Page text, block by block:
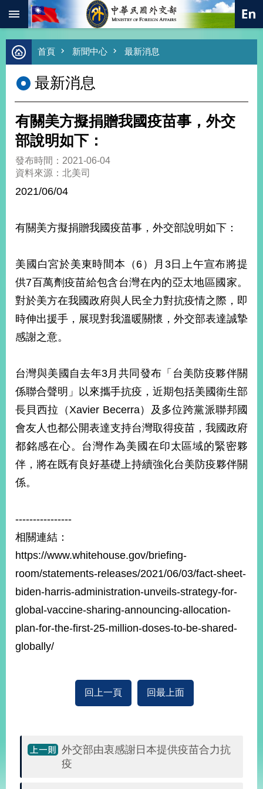
跳到主要內容區塊
進
階
尋
熱
總
合
外
值
經
濟
不
落
國
和
平
護
照
回
首
頁
網
站
覽
關
新
中
心
外
交
資
訊
傳
首頁 新聞中心 最新消息
最新消息
有關美方擬捐贈我國疫苗事，外交
部說明如下：
發布時間：2021-06-04
資料來源：北美司
2021/06/04
有關美方擬捐贈我國疫苗事，外交部說明如下：
美國白宮於美東時間本（6）月3日上午宣布將提
供7百萬劑疫苗給包含台灣在內的亞太地區國家。
對於美方在我國政府與人民全力對抗疫情之際，即
時伸出援手，展現對我溫暖關懷，外交部表達誠摯
感謝之意。
台灣與美國自去年3月共同發布「台美防疫夥伴關
係聯合聲明」以來攜手抗疫，近期包括美國衛生部
長貝西拉（Xavier Becerra）及多位跨黨派聯邦國
會友人也都公開表達支持台灣取得疫苗，我國政府
都銘感在心。台灣作為美國在印太區域的緊密夥
伴，將在既有良好基礎上持續強化台美防疫夥伴關
係。
----------------
相關連結：
https://www.whitehouse.gov/briefing-
room/statements-releases/2021/06/03/fact-sheet-
biden-harris-administration-unveils-strategy-for-
global-vaccine-sharing-announcing-allocation-
plan-for-the-first-25-million-doses-to-be-shared-
globally/
回上一頁 回最上面
外交部由衷感謝日本提供疫苗合力抗
疫